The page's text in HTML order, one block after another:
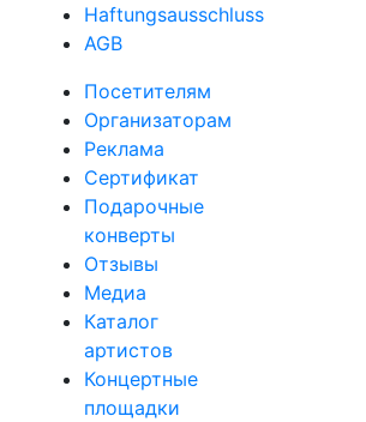
Haftungsausschluss
AGB
Посетителям
Организаторам
Реклама
Сертификат
Подарочные
конверты
Отзывы
Медиа
Каталог
артистов
Концертные
площадки